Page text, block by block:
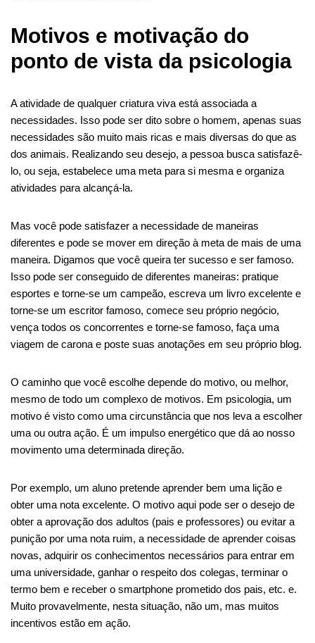
Motivos e motivação do
ponto de vista da psicologia
A atividade de qualquer criatura viva está associada a
necessidades. Isso pode ser dito sobre o homem, apenas suas
necessidades são muito mais ricas e mais diversas do que as
dos animais. Realizando seu desejo, a pessoa busca satisfazê-
lo, ou seja, estabelece uma meta para si mesma e organiza
atividades para alcançá-la.
Mas você pode satisfazer a necessidade de maneiras
diferentes e pode se mover em direção à meta de mais de uma
maneira. Digamos que você queira ter sucesso e ser famoso.
Isso pode ser conseguido de diferentes maneiras: pratique
esportes e torne-se um campeão, escreva um livro excelente e
torne-se um escritor famoso, comece seu próprio negócio,
vença todos os concorrentes e torne-se famoso, faça uma
viagem de carona e poste suas anotações em seu próprio blog.
O caminho que você escolhe depende do motivo, ou melhor,
mesmo de todo um complexo de motivos. Em psicologia, um
motivo é visto como uma circunstância que nos leva a escolher
uma ou outra ação. É um impulso energético que dá ao nosso
movimento uma determinada direção.
Por exemplo, um aluno pretende aprender bem uma lição e
obter uma nota excelente. O motivo aqui pode ser o desejo de
obter a aprovação dos adultos (pais e professores) ou evitar a
punição por uma nota ruim, a necessidade de aprender coisas
novas, adquirir os conhecimentos necessários para entrar em
uma universidade, ganhar o respeito dos colegas, terminar o
termo bem e receber o smartphone prometido dos pais, etc. e.
Muito provavelmente, nesta situação, não um, mas muitos
incentivos estão em ação.